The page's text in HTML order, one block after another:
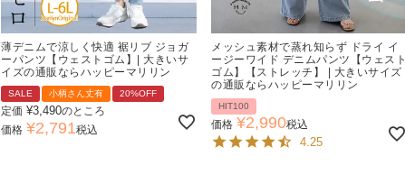
薄デニムで涼しく快適 裾リブ ジョガ
ーパンツ【ウェストゴム】| 大きいサ
イズの通販ならハッピーマリリン
SALE 小柄さん丈有 20%OFF
定価 ¥3,490のところ
価格 ¥2,791税込
メッシュ素材で蒸れ知らず ドライ イ
ージーワイド デニムパンツ【ウェスト
ゴム】【ストレッチ】 | 大きいサイズ
の通販ならハッピーマリリン
HIT100
価格 ¥2,990税込
4.25